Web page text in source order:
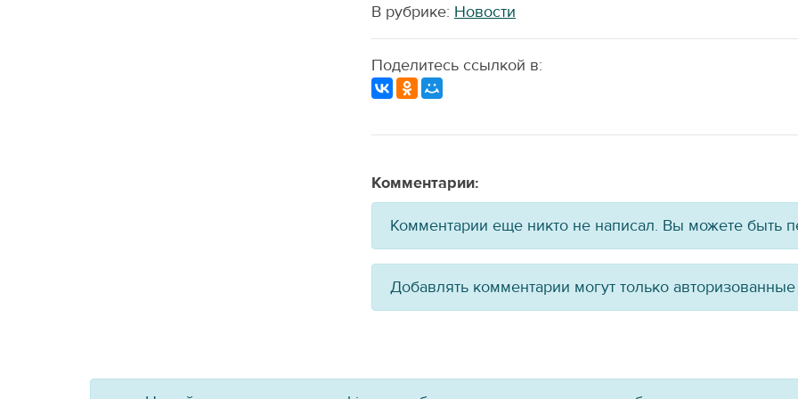
В рубрике: Новости
Поделитесь ссылкой в:
Комментарии:
Комментарии еще никто не написал. Вы можете быть
Добавлять комментарии могут только